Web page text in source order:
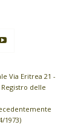
Via Eritrea 21 -
delle
1973)